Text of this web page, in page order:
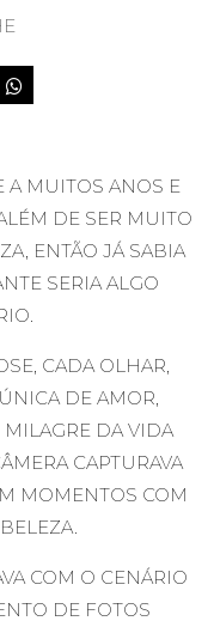
A MUITOS ANOS E
DE SER MUITO
ENTÃO JÁ SABIA
SERIA ALGO
CADA OLHAR,
DE AMOR,
DA VIDA
CAPTURAVA
MOMENTOS COM
COM O CENÁRIO
DE FOTOS